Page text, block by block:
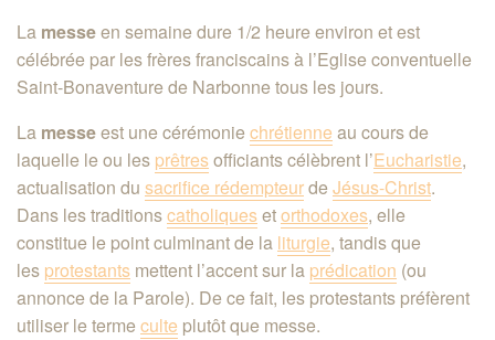
La messeen semaine dure 1/2 heure environ et est
célébrée par les frères franciscains à l’Eglise conventuelle
Saint-Bonaventure de Narbonne tous les jours.
La messeest une cérémonie chrétienne au cours de
laquelle le ou les prêtresofficiants célèbrent l’Eucharistie,
actualisation du sacrifice rédempteurde Jésus-Christ.
Dans les traditionscatholiquesetorthodoxes, elle
constitue le point culminant de la liturgie, tandis que
les protestants mettent l’accent sur la prédication (ou
annonce de la Parole). De ce fait, les protestants préfèrent
utiliser le terme culte plutôt que messe.